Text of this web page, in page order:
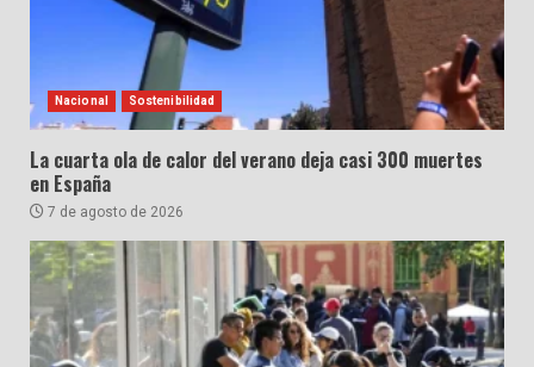
Nacional Sostenibilidad
La cuarta ola de calor del verano deja casi 300 muertes
en España
7 de agosto de 2026